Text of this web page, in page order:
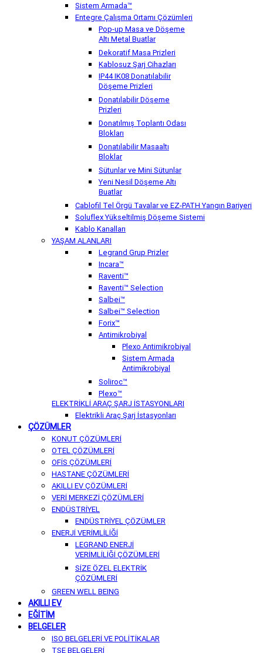
Sistem Armada™
Entegre Çalışma Ortamı Çözümleri
Pop-up Masa ve Döşeme
Altı Metal Buatlar
Dekoratif Masa Prizleri
Kablosuz Şarj Cihazları
IP44 IK08 Donatılabilir
Döşeme Prizleri
Donatılabilir Döşeme
Prizleri
Donatılmış Toplantı Odası
Blokları
Donatılabilir Masaaltı
Bloklar
Sütunlar ve Mini Sütunlar
Yeni Nesil Döşeme Altı
Buatlar
Cablofil Tel Örgü Tavalar ve EZ-PATH Yangın Bariyeri
Soluflex Yükseltilmiş Döşeme Sistemi
Kablo Kanalları
YAŞAM ALANLARI
Legrand Grup Prizler
Incara™
Raventi™
Raventi™ Selection
Salbei™
Salbei™ Selection
Forix™
Antimikrobiyal
Plexo Antimikrobiyal
Sistem Armada
Antimikrobiyal
Soliroc™
Plexo™
ELEKTRİKLİ ARAÇ ŞARJ İSTASYONLARI
Elektrikli Araç Şarj İstasyonları
ÇÖZÜMLER
KONUT ÇÖZÜMLERİ
OTEL ÇÖZÜMLERİ
OFİS ÇÖZÜMLERİ
HASTANE ÇÖZÜMLERİ
AKILLI EV ÇÖZÜMLERİ
VERİ MERKEZİ ÇÖZÜMLERİ
ENDÜSTRİYEL
ENDÜSTRİYEL ÇÖZÜMLER
ENERJİ VERİMLİLİĞİ
LEGRAND ENERJİ
VERİMLİLİĞİ ÇÖZÜMLERİ
SİZE ÖZEL ELEKTRİK
ÇÖZÜMLERİ
GREEN WELL BEING
AKILLI EV
EĞİTİM
BELGELER
ISO BELGELERİ VE POLİTİKALAR
TSE BELGELERİ